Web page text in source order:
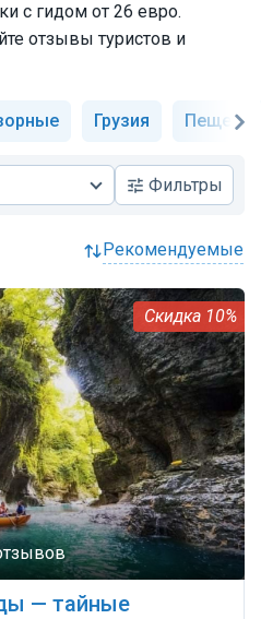
с гидом от 26 евро.
отзывы туристов и
Грузия Пещера
Фильтры
рекомендуемые
10%
— тайные